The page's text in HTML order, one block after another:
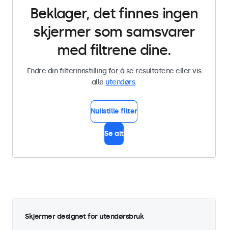
Beklager, det finnes ingen
skjermer som samsvarer
med filtrene dine.
Endre din filterinnstilling for å se resultatene eller vis
alle utendørs.
Nullstille filter
Se alt
Skjermer designet for utendørsbruk